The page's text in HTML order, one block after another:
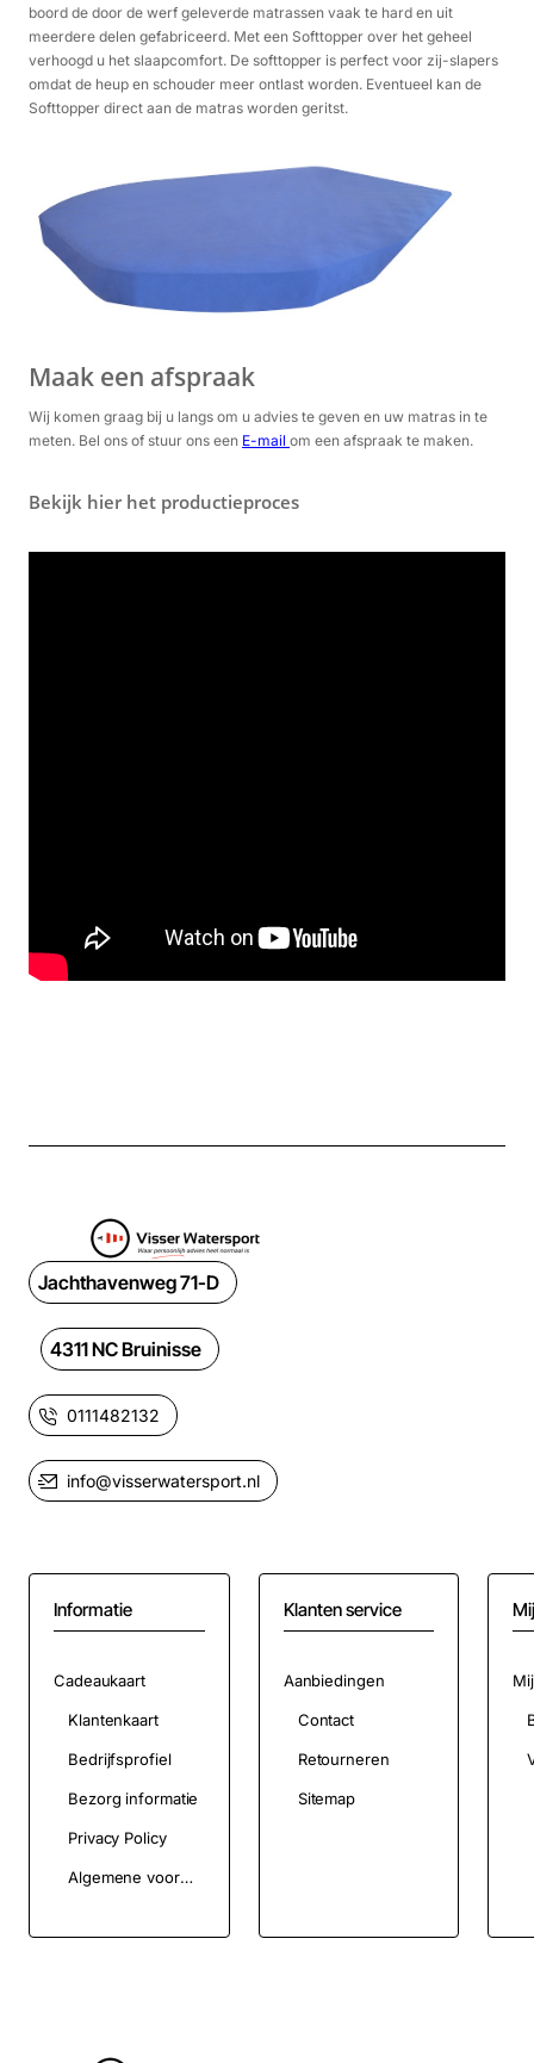
boord de door de werf geleverde matrassen vaak te hard en uit
meerdere delen gefabriceerd. Met een Softtopper over het geheel
verhoogd u het slaapcomfort. De softtopper is perfect voor zij-slapers
omdat de heup en schouder meer ontlast worden. Eventueel kan de
Softtopper direct aan de matras worden geritst.
Maak een afspraak
Wij komen graag bij u langs om u advies te geven en uw matras in te
meten. Bel ons of stuur ons een E-mail om een afspraak te maken.
Bekijk hier het productieproces
Jachthavenweg 71-D
4311 NC Bruinisse
0111482132
info@visserwatersport.nl
Informatie
Cadeaukaart
Klantenkaart
Bedrijfsprofiel
Bezorg informatie
Privacy Policy
Algemene voorwaarden
Klanten service
Aanbiedingen
Contact
Retourneren
Sitemap